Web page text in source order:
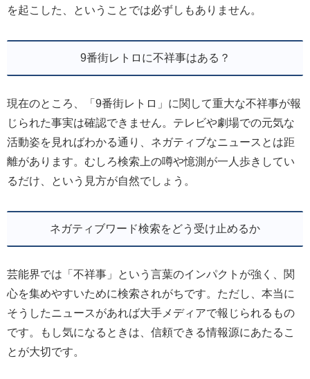
を起こした、ということでは必ずしもありません。
9番街レトロに不祥事はある？
現在のところ、「9番街レトロ」に関して重大な不祥事が報
じられた事実は確認できません。テレビや劇場での元気な
活動姿を見ればわかる通り、ネガティブなニュースとは距
離があります。むしろ検索上の噂や憶測が一人歩きしてい
るだけ、という見方が自然でしょう。
ネガティブワード検索をどう受け止めるか
芸能界では「不祥事」という言葉のインパクトが強く、関
心を集めやすいために検索されがちです。ただし、本当に
そうしたニュースがあれば大手メディアで報じられるもの
です。もし気になるときは、信頼できる情報源にあたるこ
とが大切です。